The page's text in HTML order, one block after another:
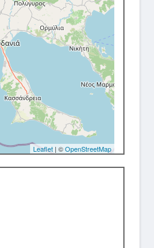
Leaflet | ©OpenStreetMap